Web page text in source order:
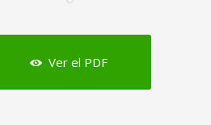
Ver el PDF